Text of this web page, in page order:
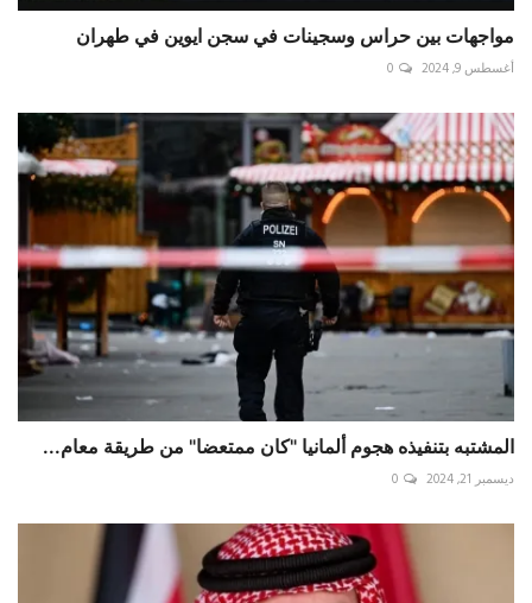
مواجهات بين حراس وسجينات في سجن ايوين في طهران
أغسطس 9, 2024 0
المشتبه بتنفيذه هجوم ألمانيا "كان ممتعضا" من طريقة معام...
ديسمبر 21, 2024 0